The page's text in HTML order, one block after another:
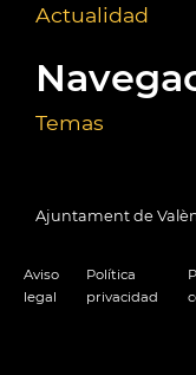
Actualidad
Temas
Ajuntament de
Aviso
legal
Política
privacidad